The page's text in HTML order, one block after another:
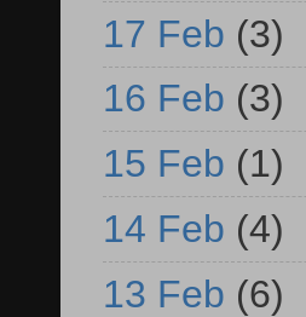
17 Feb (3)
16 Feb (3)
15 Feb (1)
14 Feb (4)
13 Feb (6)